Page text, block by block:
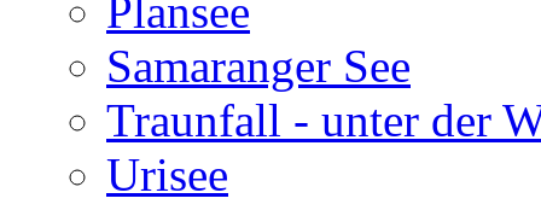
Plansee
Samaranger See
Traunfall - unter der
Urisee